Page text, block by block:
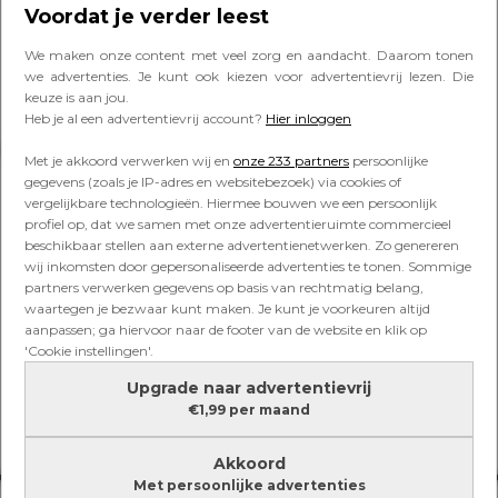
Voordat je verder leest
We maken onze content met veel zorg en aandacht. Daarom tonen
we advertenties. Je kunt ook kiezen voor advertentievrij lezen. Die
keuze is aan jou.
Heb je al een advertentievrij account? Hier inloggen
Met je akkoord verwerken wij en onze 233 partners persoonlijke
gegevens (zoals je IP-adres en websitebezoek) via cookies of
vergelijkbare technologieën. Hiermee bouwen we een persoonlijk
profiel op, dat we samen met onze advertentieruimte commercieel
beschikbaar stellen aan externe advertentienetwerken. Zo genereren
wij inkomsten door gepersonaliseerde advertenties te tonen. Sommige
partners verwerken gegevens op basis van rechtmatig belang,
waartegen je bezwaar kunt maken. Je kunt je voorkeuren altijd
aanpassen; ga hiervoor naar de footer van de website en klik op
'Cookie instellingen'.
Upgrade naar advertentievrij
€1,99 per maand
Akkoord
Met persoonlijke advertenties
helpen je een handje